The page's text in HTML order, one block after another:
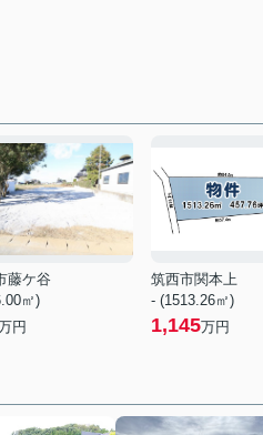
藤ケ谷
㎡)
円
筑西市関本上
- (1513.26㎡)
1,145万円